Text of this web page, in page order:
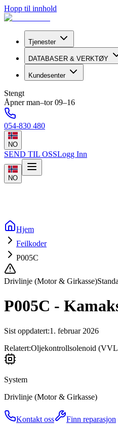
Hopp til innhold
Tjenester
DATABASER & VERKTØY
Kundesenter
Stengt
Åpner man–tor 09–16
054-830 480
NO
SEND TIL OSSLogg Inn
NO
Hjem
Feilkoder
P005C
Drivlinje (Motor & Girkasse)
P005C -
Sist oppdatert:1. februar 2026
Relatert:Oljekontrollsolenoid
System
Drivlinje (Motor & Girkasse)
Kontakt oss Finn reparasjon